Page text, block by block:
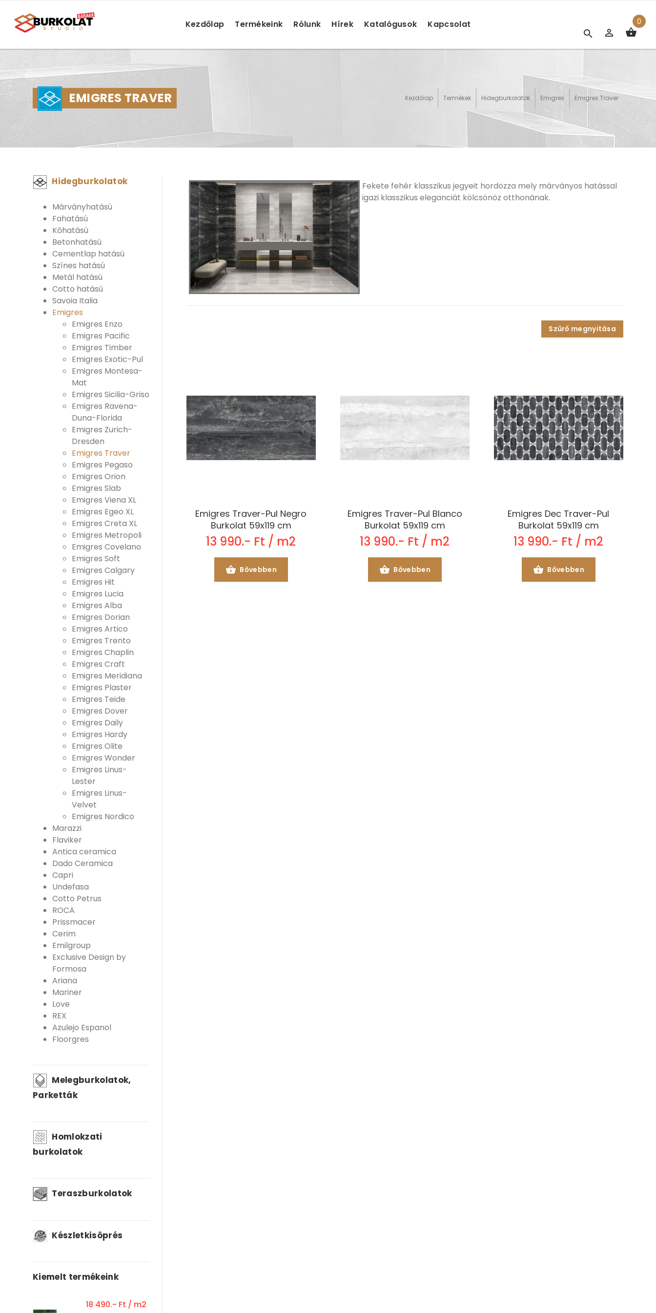
Kezdőlap Termékeink Rólunk Hírek Katalógusok Kapcsolat 0
EMIGRES TRAVER Kezdőlap Termékek Hidegburkolatok Emigres Emigres Traver
Hidegburkolatok
Márványhatású
Fahatású
Kőhatású
Betonhatású
Cementlap hatású
Színes hatású
Metál hatású
Cotto hatású
Savoia Italia
Emigres
Emigres Enzo
Emigres Pacific
Emigres Timber
Emigres Exotic-Pul
Emigres Montesa-
Mat
Emigres Sicilia-Griso
Emigres Ravena-
Duna-Florida
Emigres Zurich-
Dresden
Emigres Traver
Emigres Pegaso
Emigres Orion
Emigres Slab
Emigres Viena XL
Emigres Egeo XL
Emigres Creta XL
Emigres Metropoli
Emigres Covelano
Emigres Soft
Emigres Calgary
Emigres Hit
Emigres Lucia
Emigres Alba
Emigres Dorian
Emigres Artico
Emigres Trento
Emigres Chaplin
Emigres Craft
Emigres Meridiana
Emigres Plaster
Emigres Teide
Emigres Dover
Emigres Daily
Emigres Hardy
Emigres Olite
Emigres Wonder
Emigres Linus-
Lester
Emigres Linus-
Velvet
Emigres Nordico
Marazzi
Flaviker
Antica ceramica
Dado Ceramica
Capri
Undefasa
Cotto Petrus
ROCA
Prissmacer
Cerim
Emilgroup
Exclusive Design by
Formosa
Ariana
Mariner
Love
REX
Azulejo Espanol
Floorgres
Melegburkolatok,
Parketták
Homlokzati
burkolatok
Teraszburkolatok
Készletkisöprés
Kiemelt termékeink
18 490.- Ft / m2
Fekete fehér klasszikus jegyeit hordozza mely márványos hatással
igazi klasszikus eleganciát kölcsönöz otthonának.
Szűrő megnyitása
Emigres Traver-Pul Negro
Burkolat 59x119 cm
13 990.- Ft / m2
Bővebben
Emigres Traver-Pul Blanco
Burkolat 59x119 cm
13 990.- Ft / m2
Bővebben
Emigres Dec Traver-Pul
Burkolat 59x119 cm
13 990.- Ft / m2
Bővebben